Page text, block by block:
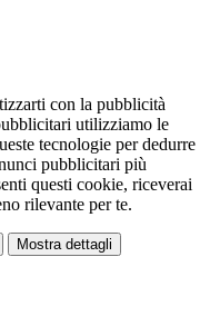
con la pubblicità
utilizziamo le
tecnologie per dedurre
pubblicitari più
questi cookie, riceverai
rilevante per te.
Mostra dettagli